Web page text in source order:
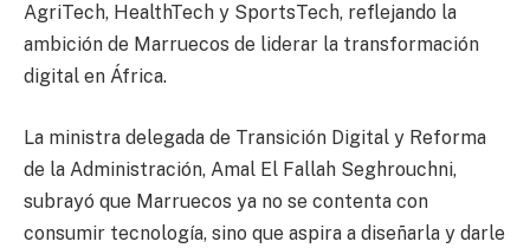
AgriTech, HealthTech y SportsTech, reflejando la
ambición de Marruecos de liderar la transformación
digital en África.
La ministra delegada de Transición Digital y Reforma
de la Administración, Amal El Fallah Seghrouchni,
subrayó que Marruecos ya no se contenta con
consumir tecnología, sino que aspira a diseñarla y darle